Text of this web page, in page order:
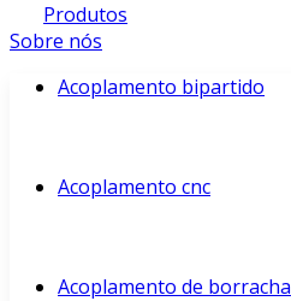
Produtos
Sobre nós
Acoplamento bipartido
Acoplamento cnc
Acoplamento de borracha